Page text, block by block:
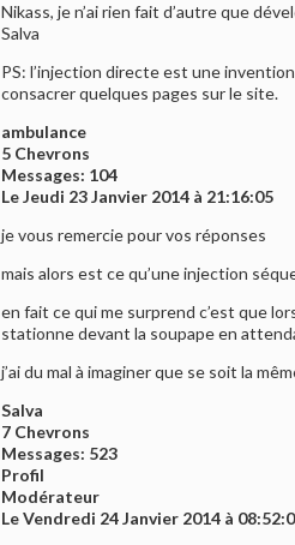
Nikass, je n’ai rien fait d’autre que
Salva
PS: l’injection directe est une
consacrer quelques pages sur le site.
ambulance
5 Chevrons
Messages: 104
Le Jeudi 23 Janvier 2014 à 21:16:05
je vous remercie pour vos réponses
mais alors est ce qu’une injection
en fait ce qui me surprend c’est que
stationne devant la soupape en
j’ai du mal à imaginer que se soit la
Salva
7 Chevrons
Messages: 523
Profil
Modérateur
Le Vendredi 24 Janvier 2014 à